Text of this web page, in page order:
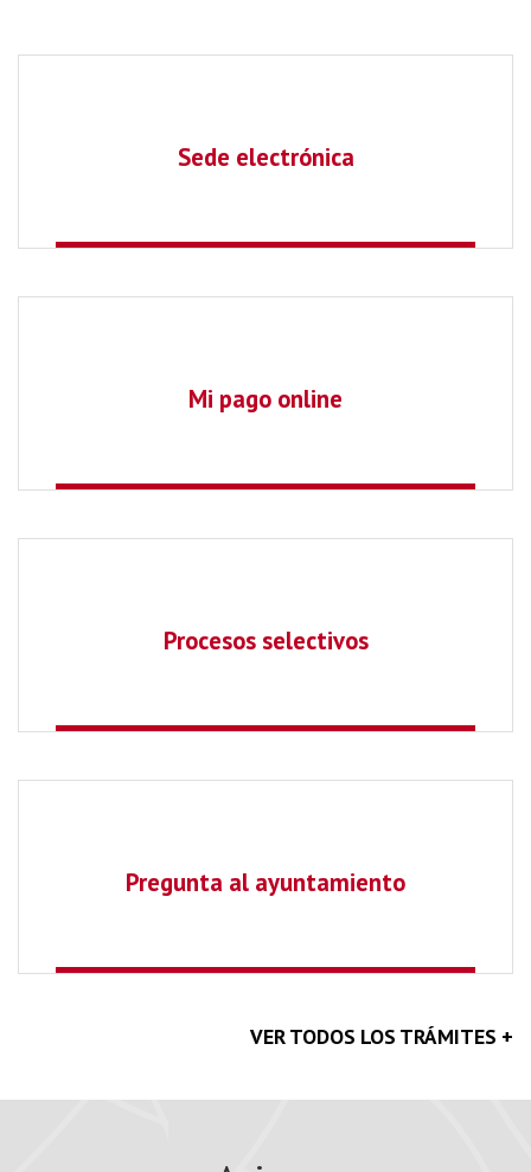
Sede electrónica
Mi pago online
Procesos selectivos
Pregunta al ayuntamiento
VER TODOS LOS TRÁMITES +